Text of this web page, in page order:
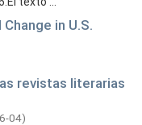
in U.S.
revistas literarias
04)